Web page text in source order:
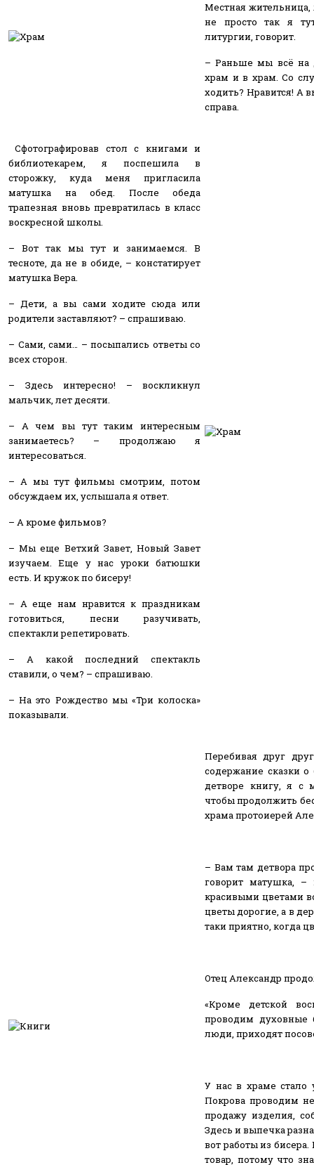
Местная жительница,
не просто так я
литургии, говорит.
– Раньше мы всё на
храм и в храм. Со
ходить? Нравится! А
справа.
Сфотографировав стол с книгами и
библиотекарем, я поспешила в
сторожку, куда меня пригласила
матушка на обед. После обеда
трапезная вновь превратилась в класс
воскресной школы.
– Вот так мы тут и занимаемся. В
тесноте, да не в обиде, – констатирует
матушка Вера.
– Дети, а вы сами ходите сюда или
родители заставляют? – спрашиваю.
– Сами, сами… – посыпались ответы со
всех сторон.
– Здесь интересно! – воскликнул
мальчик, лет десяти.
– А чем вы тут таким интересным
занимаетесь? – продолжаю я
интересоваться.
– А мы тут фильмы смотрим, потом
обсуждаем их, услышала я ответ.
– А кроме фильмов?
– Мы еще Ветхий Завет, Новый Завет
изучаем. Еще у нас уроки батюшки
есть. И кружок по бисеру!
– А еще нам нравится к праздникам
готовиться, песни разучивать,
спектакли репетировать.
– А какой последний спектакль
ставили, о чем? – спрашиваю.
– На это Рождество мы «Три колоска»
показывали.
Перебивая друг
содержание сказки
детворе книгу, я с
чтобы продолжить
храма протоиерей
– Вам там детвора
говорит матушка,
красивыми цветами
цветы дорогие, а в
таки приятно, когда
Отец Александр
«Кроме детской
проводим духовные
люди, приходят
У нас в храме
Покрова проводим
продажу изделия,
Здесь и выпечка
вот работы из
товар, потому что